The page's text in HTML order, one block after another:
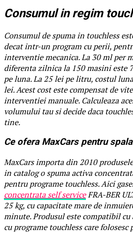
Consumul in regim
Consumul de spuma in touchless
decat intr-un program cu perii,
interventie mecanica. La 30 ml per
diferenta zilnica la 150 masini este
pe luna. La 25 lei pe litru, costul
lei. Acest cost este compensat de
interventiei manuale. Calculeaza
volumului tau si decide daca
tine.
Ce ofera MaxCars pentru
MaxCars importa din 2010
in catalog o spuma activa
pentru programe touchless. Aici
concentrata self serviceFRA-BER
25 kg, cu capacitate mare de
minute. Produsul este compatibil cu
cu programe touchless care folosesc